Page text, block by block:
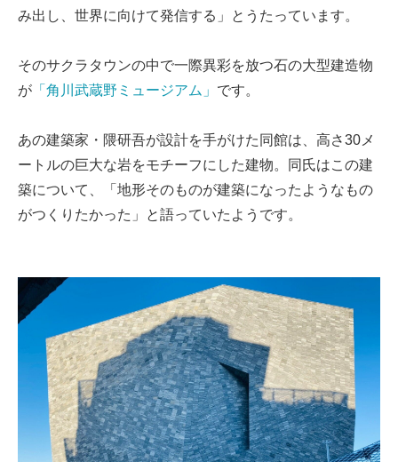
み出し、世界に向けて発信する」とうたっています。
そのサクラタウンの中で一際異彩を放つ石の大型建造物
が 「角川武蔵野ミュージアム」 です。
あの建築家・隈研吾が設計を手がけた同館は、高さ30メ
ートルの巨大な岩をモチーフにした建物。同氏はこの建
築について、「地形そのものが建築になったようなもの
がつくりたかった」と語っていたようです。